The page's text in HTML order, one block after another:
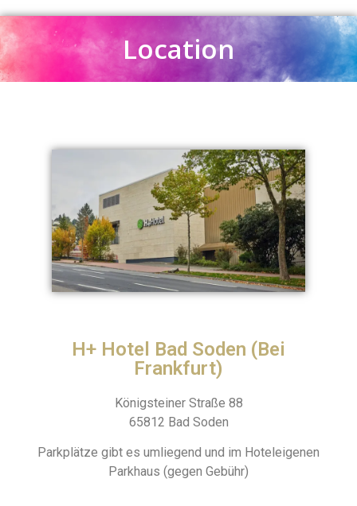
Location
H+ Hotel Bad Soden (Bei
Frankfurt)
Königsteiner Straße 88
65812 Bad Soden
Parkplätze gibt es umliegend und im Hoteleigenen
Parkhaus (gegen Gebühr)